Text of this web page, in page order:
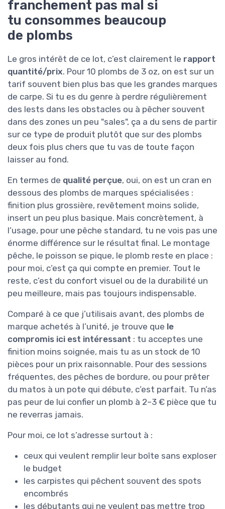
franchement pas mal si
tu consommes beaucoup
de plombs
Le gros intérêt de ce lot, c’est clairement le rapport
quantité/prix. Pour 10 plombs de 3 oz, on est sur un
tarif souvent bien plus bas que les grandes marques
de carpe. Si tu es du genre à perdre régulièrement
des lests dans les obstacles ou à pêcher souvent
dans des zones un peu "sales", ça a du sens de partir
sur ce type de produit plutôt que sur des plombs
deux fois plus chers que tu vas de toute façon
laisser au fond.
En termes de qualité perçue, oui, on est un cran en
dessous des plombs de marques spécialisées :
finition plus grossière, revêtement moins solide,
insert un peu plus basique. Mais concrètement, à
l’usage, pour une pêche standard, tu ne vois pas une
énorme différence sur le résultat final. Le montage
pêche, le poisson se pique, le plomb reste en place :
pour moi, c’est ça qui compte en premier. Tout le
reste, c’est du confort visuel ou de la durabilité un
peu meilleure, mais pas toujours indispensable.
Comparé à ce que j’utilisais avant, des plombs de
marque achetés à l’unité, je trouve que le
compromis ici est intéressant : tu acceptes une
finition moins soignée, mais tu as un stock de 10
pièces pour un prix raisonnable. Pour des sessions
fréquentes, des pêches de bordure, ou pour prêter
du matos à un pote qui débute, c’est parfait. Tu n’as
pas peur de lui confier un plomb à 2–3 € pièce que tu
ne reverras jamais.
Pour moi, ce lot s’adresse surtout à :
ceux qui veulent remplir leur boîte sans exploser
le budget
les carpistes qui pêchent souvent des spots
encombrés
les débutants qui ne veulent pas mettre trop